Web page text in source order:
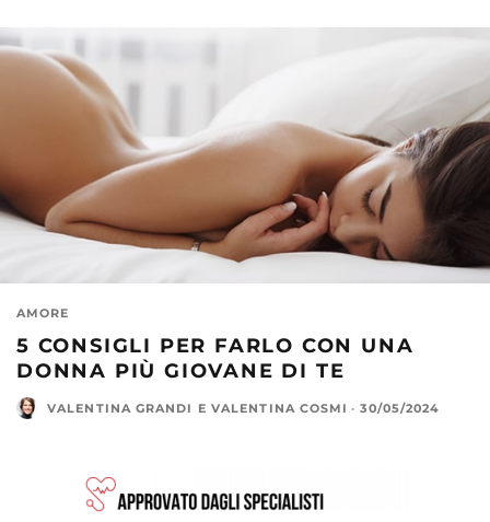
AMORE
5 CONSIGLI PER FARLO CON UNA
DONNA PIÙ GIOVANE DI TE
VALENTINA GRANDI E VALENTINA COSMI · 30/05/2024